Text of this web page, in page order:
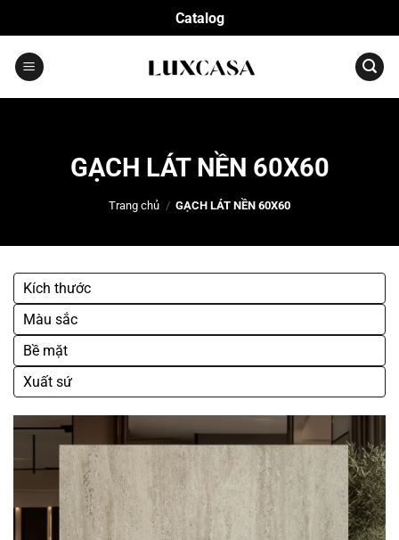
qua
nội
dung
Catalog
GẠCH LÁT NỀN 60X60
Trang chủ / GẠCH LÁT NỀN 60X60
Kích thước
Màu sắc
Bề mặt
Xuất sứ